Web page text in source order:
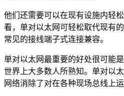
他们还需要可以在现有设施内轻
看，单对以太网可轻松取代现有
常见的接线端子式连接兼容。
单对以太网最重要的好处很可能
世界上大多数人所熟知。单对以
网络消除了对在各种现场总线上